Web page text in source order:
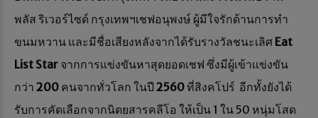
พลัส ริเวอร์ไซด์ กรุงเทพฯเชฟอนุพงษ์ ผู้มีใจรักด้านการทำ
ขนมหวาน และมีชื่อเสียงหลังจากได้รับรางวัลชนะเลิศ Eat
List Star จากการแข่งขันหาสุดยอดเชฟ ซึ่งมีผู้เข้าแข่งขัน
กว่า 200 คนจากทั่วโลก ในปี2560ที่สิงคโปร์ อีกทั้งยังได้
รับการคัดเลือกจากนิตยสารคลีโอ ให้เป็น 1 ใน 50 หนุ่มโสด